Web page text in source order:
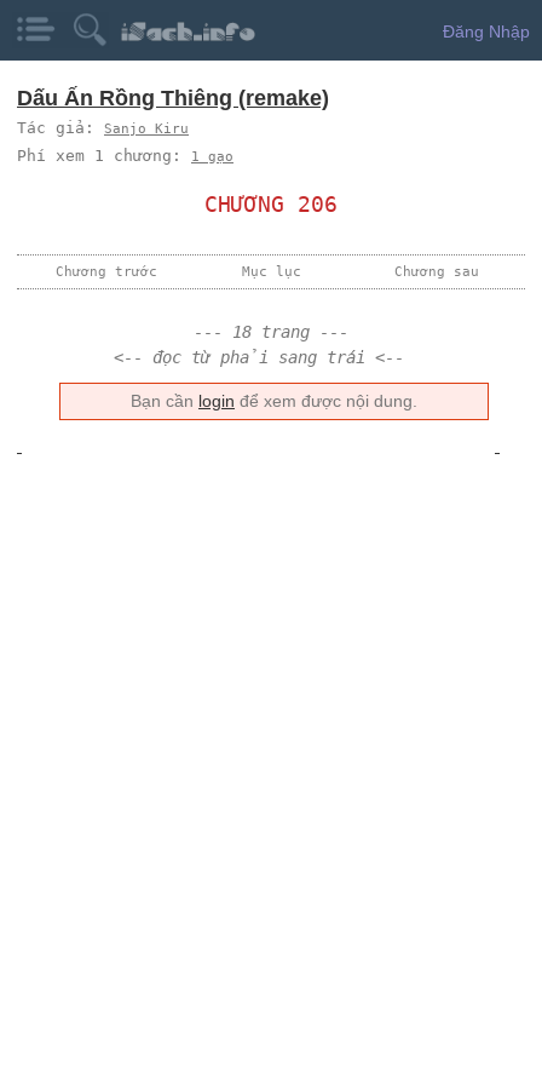
Đăng Nhập
Dấu Ấn Rồng Thiêng (remake)
Tác giả: Sanjo Kiru
Phí xem 1 chương: 1 gạo
CHƯƠNG 206
Chương trước Mục lục Chương sau
--- 18 trang ---
<-- đọc từ phải sang trái <--
Bạn cần login để xem được nội dung.